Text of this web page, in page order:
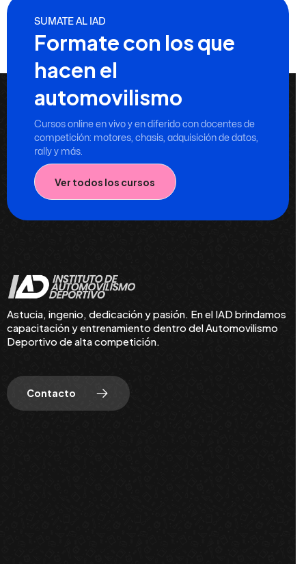
SUMATE AL IAD
Formate con los que
hacen el
automovilismo
Cursos online en vivo y en diferido con docentes de
competición: motores, chasis, adquisición de datos,
rally y más.
Ver todos los cursos
Astucia, ingenio, dedicación y pasión. En el IAD brindamos
capacitación y entrenamiento dentro del Automovilismo
Deportivo de alta competición.
Contacto